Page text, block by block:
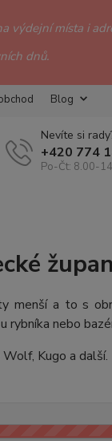
výdejní místa i
dnů.
Blog
Nevíte si
+420 774
Po-Čt: 8.00-
a to s
rybníka nebo
Kugo a další.